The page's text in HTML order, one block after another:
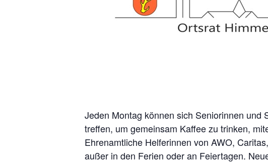
Jeden Montag können sich Seniorinnen und
treffen, um gemeinsam Kaffee zu trinken,
Ehrenamtliche Helferinnen von AWO,
außer in den Ferien oder an Feiertagen.